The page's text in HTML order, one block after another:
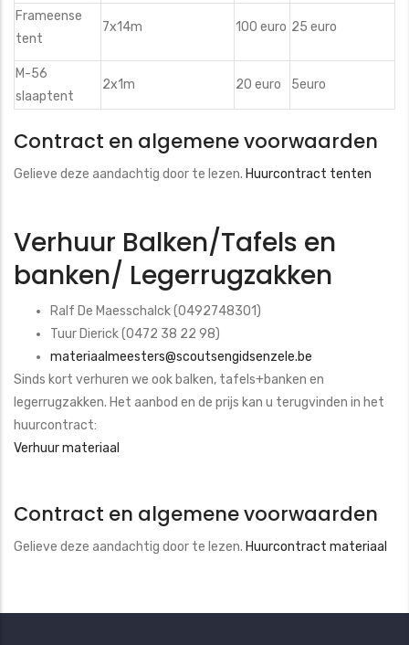
Frameense
tent
7x14m 100 euro 25 euro
M-56
slaaptent
2x1m 20 euro 5euro
Contract en algemene voorwaarden
Gelieve deze aandachtig door te lezen. Huurcontract tenten
Verhuur Balken/Tafels en
banken/ Legerrugzakken
Ralf De Maesschalck (0492748301)
Tuur Dierick (0472 38 22 98)
materiaalmeesters@scoutsengidsenzele.be
Sinds kort verhuren we ook balken, tafels+banken en
legerrugzakken. Het aanbod en de prijs kan u terugvinden in het
huurcontract:
Verhuur materiaal
Contract en algemene voorwaarden
Gelieve deze aandachtig door te lezen. Huurcontract materiaal